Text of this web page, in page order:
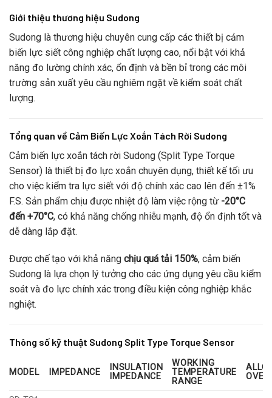
Giới thiệu thương hiệu Sudong
Sudong là thương hiệu chuyên cung cấp các thiết bị cảm
biến lực siết công nghiệp chất lượng cao, nổi bật với khả
năng đo lường chính xác, ổn định và bền bỉ trong các môi
trường sản xuất yêu cầu nghiêm ngặt về kiểm soát chất
lượng.
Tổng quan về Cảm Biến Lực Xoắn Tách Rời Sudong
Cảm biến lực xoắn tách rời Sudong (Split Type Torque
Sensor) là thiết bị đo lực xoắn chuyên dụng, thiết kế tối ưu
cho việc kiểm tra lực siết với độ chính xác cao lên đến ±1%
F.S. Sản phẩm chịu được nhiệt độ làm việc rộng từ -20°C
đến +70°C, có khả năng chống nhiễu mạnh, độ ổn định tốt và
dễ dàng lắp đặt.
Được chế tạo với khả năng chịu quá tải 150%, cảm biến
Sudong là lựa chọn lý tưởng cho các ứng dụng yêu cầu kiểm
soát và đo lực chính xác trong điều kiện công nghiệp khắc
nghiệt.
Thông số kỹ thuật Sudong Split Type Torque Sensor
MODEL IMPEDANCE
INSULATION
IMPEDANCE
WORKING
TEMPERATURE
RANGE